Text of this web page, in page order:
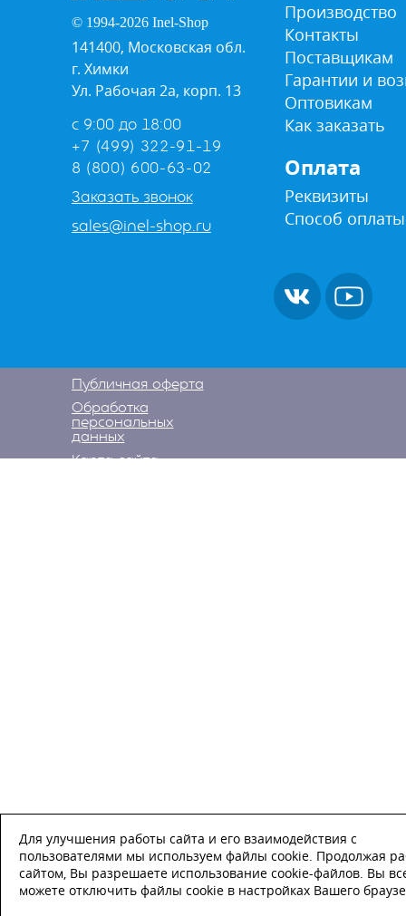
© 1994-2026 Inel-Shop
141400, Московская обл.
г. Химки
Ул. Рабочая 2а, корп. 13
с 9:00 до 18:00
+7 (499) 322-91-19
8 (800) 600-63-02
Заказать звонок
sales@inel-shop.ru
Производство
Контакты
Поставщикам
Гарантии и
Оптовикам
Как заказать
Оплата
Реквизиты
Способ оплаты
Публичная оферта
Обработка
персональных
данных
Карта сайта
Для улучшения работы сайта и его взаимодействия с
пользователями мы используем файлы cookie. Продолжая
сайтом, Вы разрешаете использование cookie-файлов. Вы
можете отключить файлы cookie в настройках Вашего